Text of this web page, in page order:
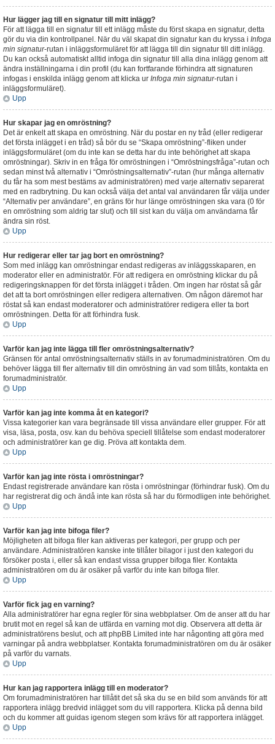
Hur lägger jag till en signatur till mitt inlägg?
För att lägga till en signatur till ett inlägg måste du först skapa en signatur, detta
gör du via din kontrollpanel. När du väl skapat din signatur kan du kryssa i Infoga
min signatur-rutan i inläggsformuläret för att lägga till din signatur till ditt inlägg.
Du kan också automatiskt alltid infoga din signatur till alla dina inlägg genom att
ändra inställningarna i din profil (du kan fortfarande förhindra att signaturen
infogas i enskilda inlägg genom att klicka ur Infoga min signatur-rutan i
inläggsformuläret).
Upp
Hur skapar jag en omröstning?
Det är enkelt att skapa en omröstning. När du postar en ny tråd (eller redigerar
det första inlägget i en tråd) så bör du se “Skapa omröstning”-fliken under
inläggsformuläret (om du inte kan se detta har du inte behörighet att skapa
omröstningar). Skriv in en fråga för omröstningen i “Omröstningsfråga”-rutan och
sedan minst två alternativ i “Omröstningsalternativ”-rutan (hur många alternativ
du får ha som mest bestäms av administratören) med varje alternativ separerat
med en radbrytning. Du kan också välja det antal val användaren får välja under
“Alternativ per användare”, en gräns för hur länge omröstningen ska vara (0 för
en omröstning som aldrig tar slut) och till sist kan du välja om användarna får
ändra sin röst.
Upp
Hur redigerar eller tar jag bort en omröstning?
Som med inlägg kan omröstningar endast redigeras av inläggsskaparen, en
moderator eller en administratör. För att redigera en omröstning klickar du på
redigeringsknappen för det första inlägget i tråden. Om ingen har röstat så går
det att ta bort omröstningen eller redigera alternativen. Om någon däremot har
röstat så kan endast moderatorer och administratörer redigera eller ta bort
omröstningen. Detta för att förhindra fusk.
Upp
Varför kan jag inte lägga till fler omröstningsalternativ?
Gränsen för antal omröstningsalternativ ställs in av forumadministratören. Om du
behöver lägga till fler alternativ till din omröstning än vad som tillåts, kontakta en
forumadministratör.
Upp
Varför kan jag inte komma åt en kategori?
Vissa kategorier kan vara begränsade till vissa användare eller grupper. För att
visa, läsa, posta, osv. kan du behöva speciell tillåtelse som endast moderatorer
och administratörer kan ge dig. Pröva att kontakta dem.
Upp
Varför kan jag inte rösta i omröstningar?
Endast registrerade användare kan rösta i omröstningar (förhindrar fusk). Om du
har registrerat dig och ändå inte kan rösta så har du förmodligen inte behörighet.
Upp
Varför kan jag inte bifoga filer?
Möjligheten att bifoga filer kan aktiveras per kategori, per grupp och per
användare. Administratören kanske inte tillåter bilagor i just den kategori du
försöker posta i, eller så kan endast vissa grupper bifoga filer. Kontakta
administratören om du är osäker på varför du inte kan bifoga filer.
Upp
Varför fick jag en varning?
Alla administratörer har egna regler för sina webbplatser. Om de anser att du har
brutit mot en regel så kan de utfärda en varning mot dig. Observera att detta är
administratörens beslut, och att phpBB Limited inte har någonting att göra med
varningar på andra webbplatser. Kontakta forumadministratören om du är osäker
på varför du varnats.
Upp
Hur kan jag rapportera inlägg till en moderator?
Om forumadministratören har tillåtit det så ska du se en bild som används för att
rapportera inlägg bredvid inlägget som du vill rapportera. Klicka på denna bild
och du kommer att guidas igenom stegen som krävs för att rapportera inlägget.
Upp